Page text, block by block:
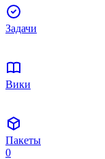
Задачи
Вики
Пакеты
0